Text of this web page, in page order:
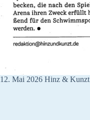
12. Mai 2026 Hinz & Kunzt